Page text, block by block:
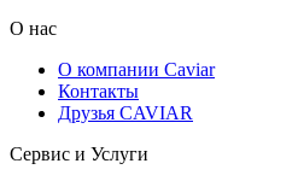
О нас
О компании Caviar
Контакты
Друзья CAVIAR
Сервис и Услуги